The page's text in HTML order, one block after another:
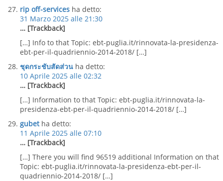
rip off-services ha detto:
31 Marzo 2025 alle 21:30
… [Trackback]
[…] Info to that Topic: ebt-puglia.it/rinnovata-la-presidenza-
ebt-per-il-quadriennio-2014-2018/ […]
ชุดกระชับสัดส่วน ha detto:
10 Aprile 2025 alle 02:32
… [Trackback]
[…] Information to that Topic: ebt-puglia.it/rinnovata-la-
presidenza-ebt-per-il-quadriennio-2014-2018/ […]
gubet ha detto:
11 Aprile 2025 alle 07:10
… [Trackback]
[…] There you will find 96519 additional Information on that
Topic: ebt-puglia.it/rinnovata-la-presidenza-ebt-per-il-
quadriennio-2014-2018/ […]